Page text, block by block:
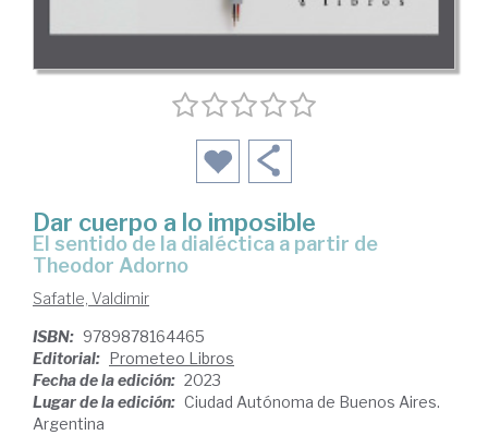
Dar cuerpo a lo imposible
el sentido de la dialéctica a partir de
Theodor Adorno
Safatle, Valdimir
ISBN: 9789878164465
Editorial: Prometeo Libros
Fecha de la edición: 2023
Lugar de la edición: Ciudad Autónoma de Buenos Aires.
Argentina